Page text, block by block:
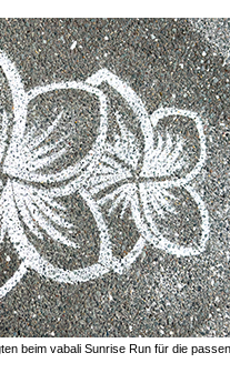
beim vabali Sunrise Run für die